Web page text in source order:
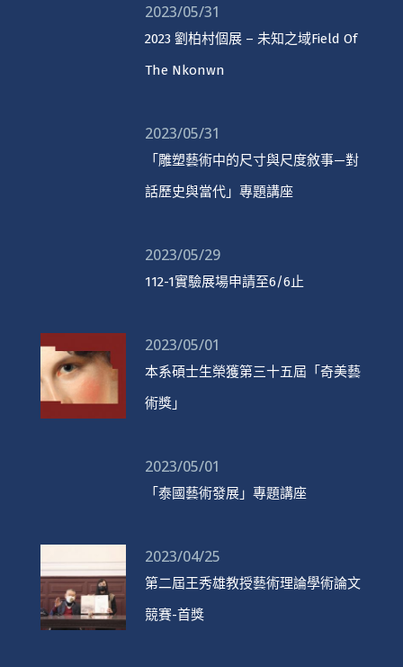
2023/05/31
2023 劉柏村個展 – 未知之域Field Of
The Nkonwn
2023/05/31
「雕塑藝術中的尺寸與尺度敘事—對
話歷史與當代」專題講座
2023/05/29
112-1實驗展場申請至6/6止
2023/05/01
本系碩士生榮獲第三十五屆「奇美藝
術獎」
2023/05/01
「泰國藝術發展」專題講座
2023/04/25
第二屆王秀雄教授藝術理論學術論文
競賽-首獎